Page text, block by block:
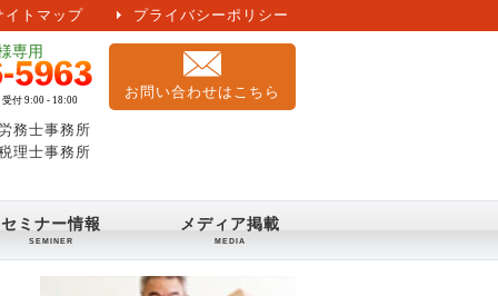
イトマップ プライバシーポリシー
お問い合わせはこちら
務士事務所
理士事務所
セミナー情報 メディア掲載